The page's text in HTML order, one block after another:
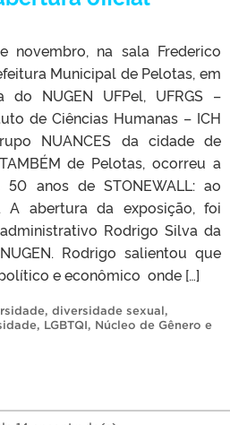
novembro, na sala Frederico
Municipal de Pelotas, em
do NUGEN UFPel, UFRGS –
de Ciências Humanas – ICH
NUANCES da cidade de
de Pelotas, ocorreu a
anos de STONEWALL: ao
A abertura da exposição, foi
Rodrigo Silva da
Rodrigo salientou que
e econômico onde […]
, diversidade sexual,
, LGBTQI, Núcleo de Gênero e